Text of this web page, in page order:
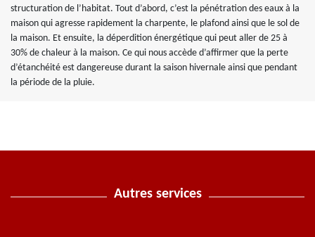
structuration de l’habitat. Tout d’abord, c’est la pénétration des eaux à la
maison qui agresse rapidement la charpente, le plafond ainsi que le sol de
la maison. Et ensuite, la déperdition énergétique qui peut aller de 25 à
30% de chaleur à la maison. Ce qui nous accède d’affirmer que la perte
d’étanchéité est dangereuse durant la saison hivernale ainsi que pendant
la période de la pluie.
Autres services